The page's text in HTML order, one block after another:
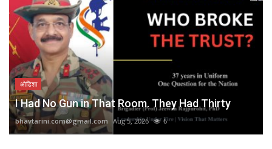
ओडिशा
I Had No Gun in That Room. They Had Thirty
bhavtarini.com@gmail.com Aug 5, 2026 6